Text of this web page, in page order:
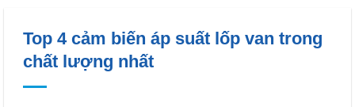
Top 4 cảm biến áp suất lốp van trong
chất lượng nhất